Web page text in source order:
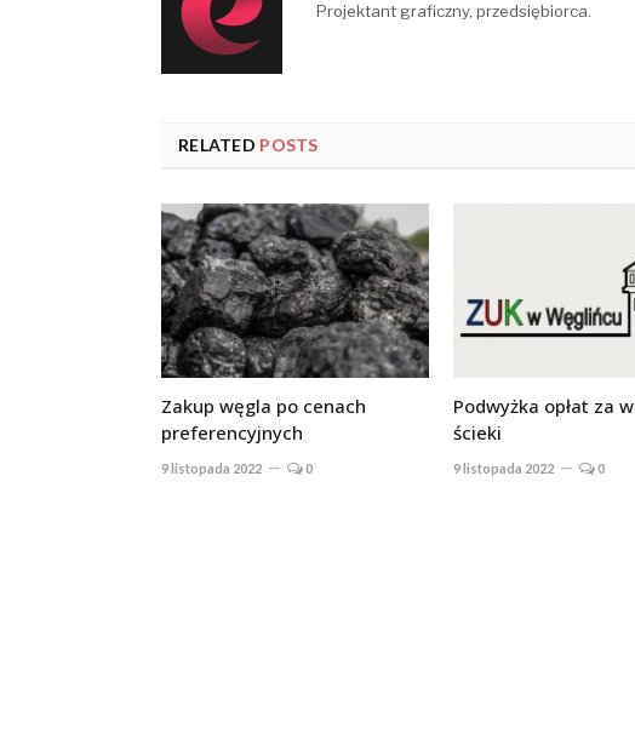
Projektant graficzny, przedsiębiorca.
RELATED POSTS
Zakup węgla po cenach
preferencyjnych
9 listopada 2022 0
Podwyżka opłat za
ścieki
9 listopada 2022 0